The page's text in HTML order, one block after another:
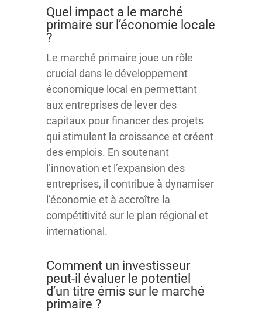
Quel impact a le marché
primaire sur l’économie locale
?
Le marché primaire joue un rôle
crucial dans le développement
économique local en permettant
aux entreprises de lever des
capitaux pour financer des projets
qui stimulent la croissance et créent
des emplois. En soutenant
l’innovation et l’expansion des
entreprises, il contribue à dynamiser
l’économie et à accroître la
compétitivité sur le plan régional et
international.
Comment un investisseur
peut-il évaluer le potentiel
d’un titre émis sur le marché
primaire ?